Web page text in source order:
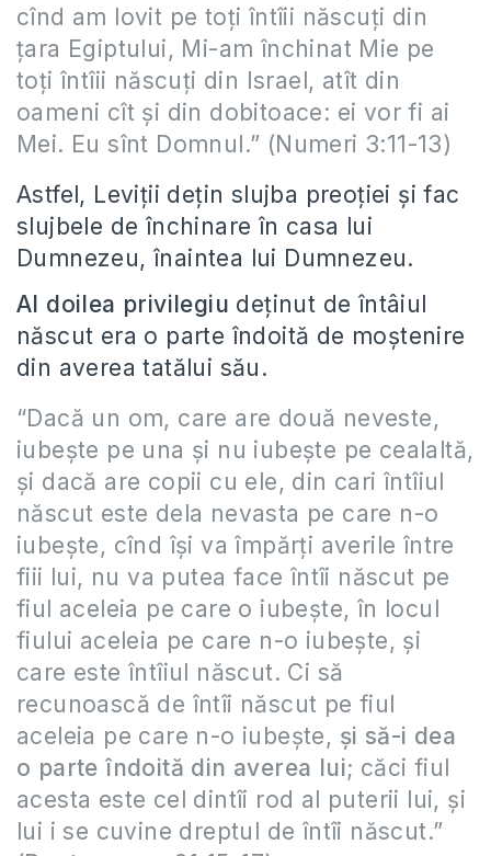
cînd am lovit pe toţi întîii născuţi din
ţara Egiptului, Mi-am închinat Mie pe
toţi întîii născuţi din Israel, atît din
oameni cît şi din dobitoace: ei vor fi ai
Mei. Eu sînt Domnul.” (Numeri 3:11-13)
Astfel, Leviții dețin slujba preoției și fac
slujbele de închinare în casa lui
Dumnezeu, înaintea lui Dumnezeu.
Al doilea privilegiu deținut de întâiul
născut era o parte îndoită de moștenire
din averea tatălui său.
“Dacă un om, care are două neveste,
iubeşte pe una şi nu iubeşte pe cealaltă,
şi dacă are copii cu ele, din cari întîiul
născut este dela nevasta pe care n-o
iubeşte, cînd îşi va împărţi averile între
fiii lui, nu va putea face întîi născut pe
fiul aceleia pe care o iubeşte, în locul
fiului aceleia pe care n-o iubeşte, şi
care este întîiul născut. Ci să
recunoască de întîi născut pe fiul
aceleia pe care n-o iubeşte, şi să-i dea
o parte îndoită din averea lui; căci fiul
acesta este cel dintîi rod al puterii lui, şi
lui i se cuvine dreptul de întîi născut.”